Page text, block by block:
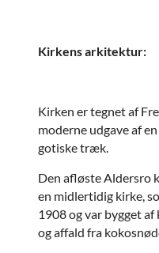
Kirkens arkitektur:
Kirken er tegnet af
moderne udgave af
gotiske træk.
Den afløste Aldersro
en midlertidig kirke,
1908 og var bygget
og affald fra